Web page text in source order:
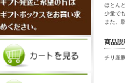
ほとん
少量で
また、
商品説
チリ産